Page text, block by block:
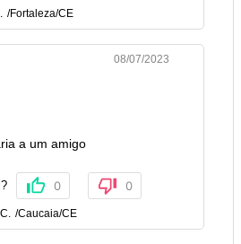
/Fortaleza/CE
08/07/2023
a um amigo
0 0
/Caucaia/CE